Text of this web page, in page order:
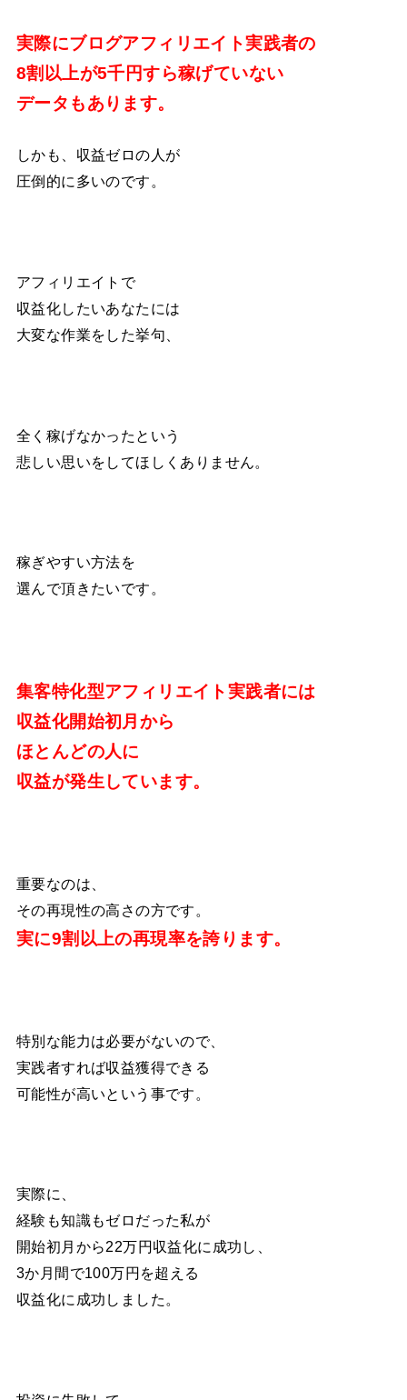
実際にブログアフィリエイト実践者の
8割以上が5千円すら稼げていない
データもあります。
しかも、収益ゼロの人が
圧倒的に多いのです。
アフィリエイトで
収益化したいあなたには
大変な作業をした挙句、
全く稼げなかったという
悲しい思いをしてほしくありません。
稼ぎやすい方法を
選んで頂きたいです。
集客特化型アフィリエイト実践者には
収益化開始初月から
ほとんどの人に
収益が発生しています。
重要なのは、
その再現性の高さの方です。
実に9割以上の再現率を誇ります。
特別な能力は必要がないので、
実践者すれば収益獲得できる
可能性が高いという事です。
実際に、
経験も知識もゼロだった私が
開始初月から22万円収益化に成功し、
3か月間で100万円を超える
収益化に成功しました。